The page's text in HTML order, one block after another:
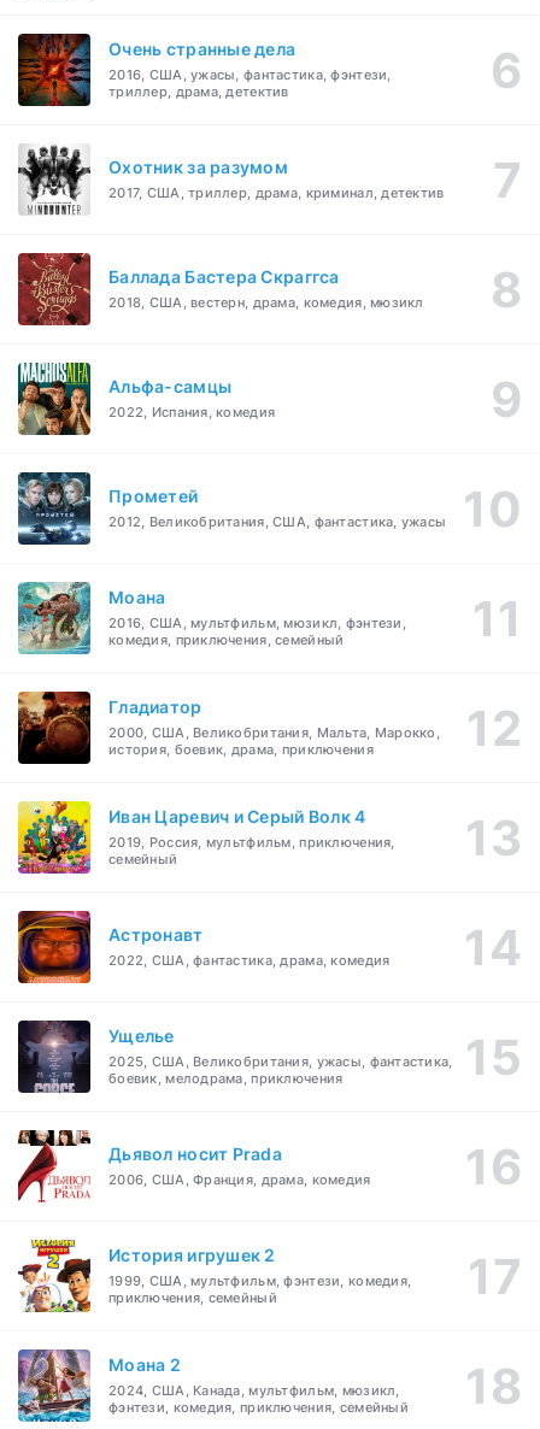
Очень странные дела
2016, США, ужасы, фантастика, фэнтези,
триллер, драма, детектив
Охотник за разумом
2017, США, триллер, драма, криминал, детектив
Баллада Бастера Скраггса
2018, США, вестерн, драма, комедия, мюзикл
Альфа-самцы
2022, Испания, комедия
Прометей
2012, Великобритания, США, фантастика, ужасы
Моана
2016, США, мультфильм, мюзикл, фэнтези,
комедия, приключения, семейный
Гладиатор
2000, США, Великобритания, Мальта, Марокко,
история, боевик, драма, приключения
Иван Царевич и Серый Волк 4
2019, Россия, мультфильм, приключения,
семейный
Астронавт
2022, США, фантастика, драма, комедия
Ущелье
2025, США, Великобритания, ужасы, фантастика,
боевик, мелодрама, приключения
Дьявол носит Prada
2006, США, Франция, драма, комедия
История игрушек 2
1999, США, мультфильм, фэнтези, комедия,
приключения, семейный
Моана 2
2024, США, Канада, мультфильм, мюзикл,
фэнтези, комедия, приключения, семейный